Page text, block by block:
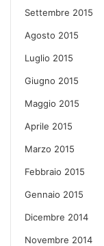
Settembre 2015
Agosto 2015
Luglio 2015
Giugno 2015
Maggio 2015
Aprile 2015
Marzo 2015
Febbraio 2015
Gennaio 2015
Dicembre 2014
Novembre 2014